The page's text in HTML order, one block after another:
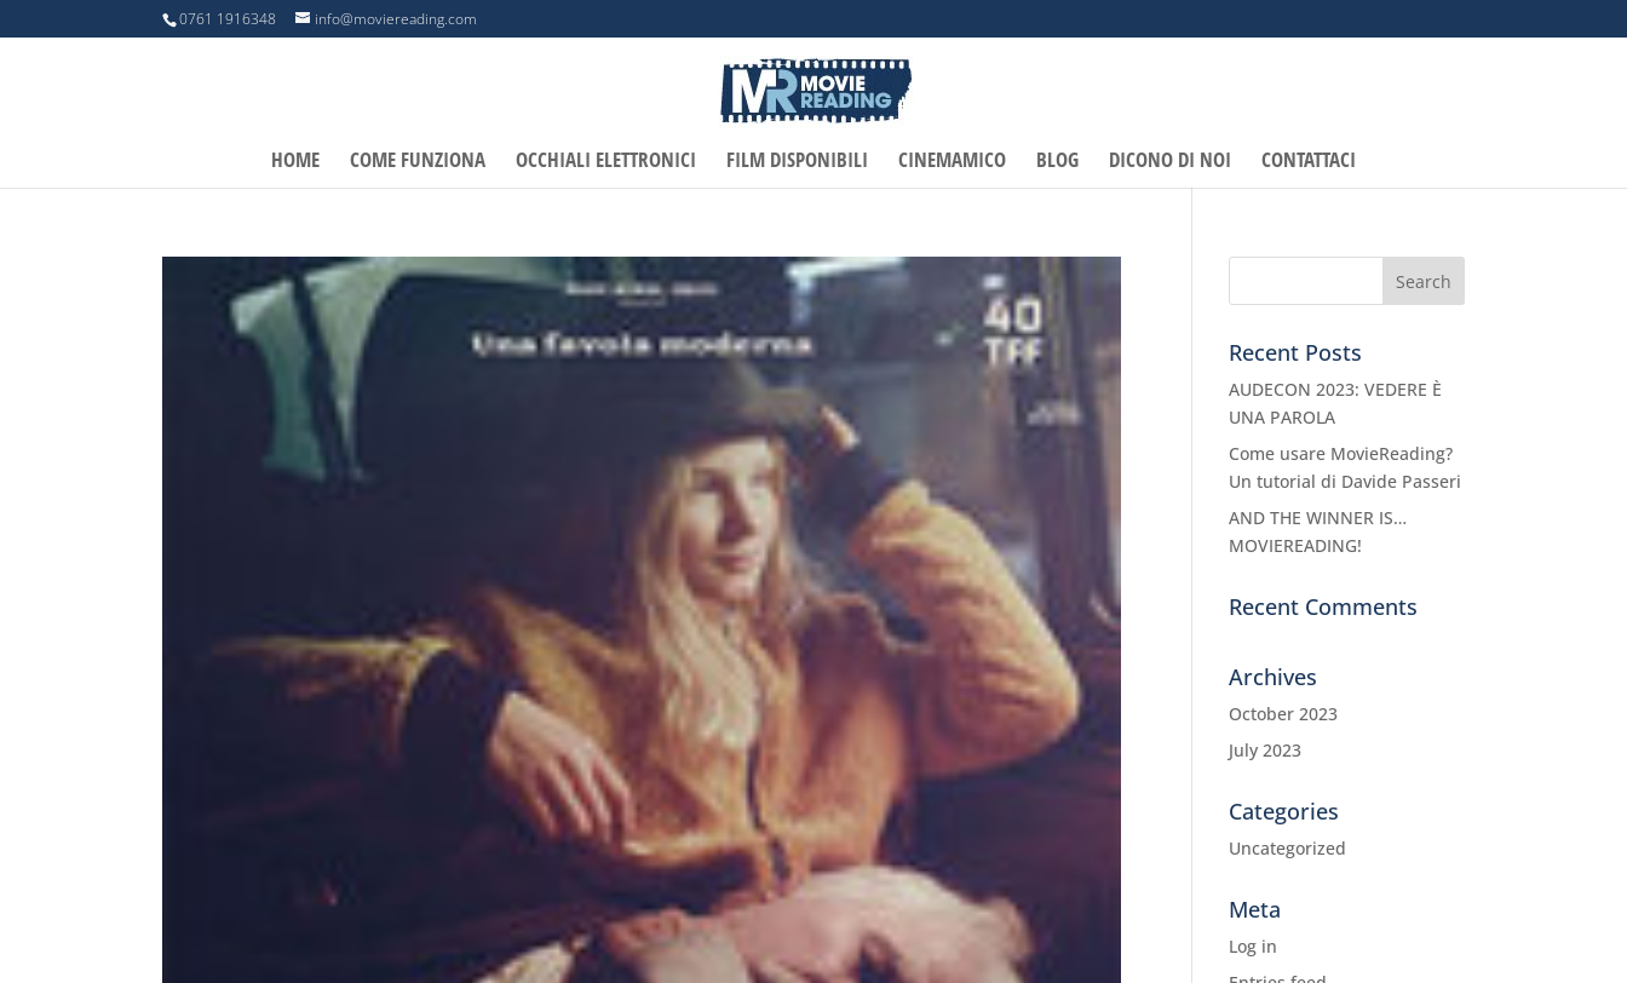
0761 1916348 info@moviereading.com
HOME COME FUNZIONA OCCHIALI ELETTRONICI FILM DISPONIBILI CINEMAMICO BLOG DICONO DI NOI CONTATTACI
Recent Posts
AUDECON 2023: VEDERE È
UNA PAROLA
Come usare MovieReading?
Un tutorial di Davide Passeri
AND THE WINNER IS…
MOVIEREADING!
Recent Comments
Archives
October 2023
July 2023
Categories
Uncategorized
Meta
Log in